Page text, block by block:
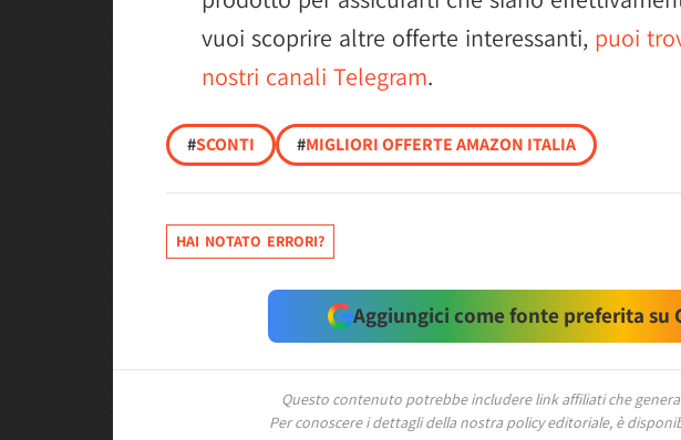
vuoi scoprire altre offerte interessanti, puoi
nostri canali Telegram.
#SCONTI #MIGLIORI OFFERTE AMAZON ITALIA
HAI NOTATO ERRORI?
Aggiungici come fonte preferita su
Questo contenuto potrebbe includere link affiliati che
Per conoscere i dettagli della nostra policy editoriale, è